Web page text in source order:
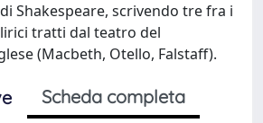
Shakespeare, scrivendo tre fra i
tratti dal teatro del
(Macbeth, Otello, Falstaff).
Scheda completa